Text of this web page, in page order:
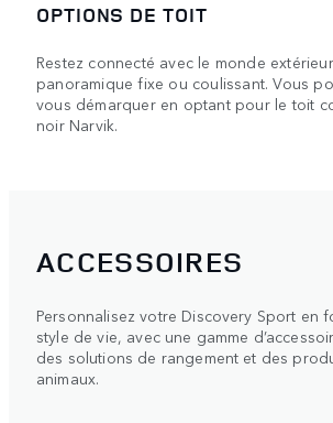
OPTIONS DE TOIT
Restez connecté avec le monde
panoramique fixe ou coulissant. Vous
vous démarquer en optant pour le toit
noir Narvik.
ACCESSOIRES
Personnalisez votre Discovery Sport en
style de vie, avec une gamme
des solutions de rangement et des
animaux.